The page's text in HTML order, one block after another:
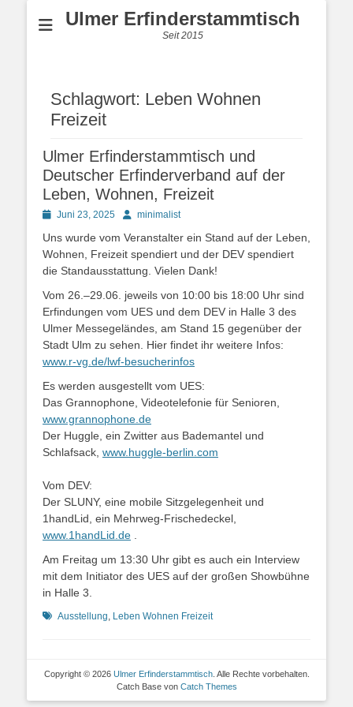
Ulmer Erfinderstammtisch
Seit 2015
Schlagwort: Leben Wohnen
Freizeit
Ulmer Erfinderstammtisch und
Deutscher Erfinderverband auf der
Leben, Wohnen, Freizeit
PostedJuni 23, 2025 Autorminimalist
Uns wurde vom Veranstalter ein Stand auf der Leben,
Wohnen, Freizeit spendiert und der DEV spendiert
die Standausstattung. Vielen Dank!
Vom 26.–29.06. jeweils von 10:00 bis 18:00 Uhr sind
Erfindungen vom UES und dem DEV in Halle 3 des
Ulmer Messegeländes, am Stand 15 gegenüber der
Stadt Ulm zu sehen. Hier findet ihr weitere Infos:
www.r-vg.de/lwf-besucherinfos
Es werden ausgestellt vom UES:
Das Grannophone, Videotelefonie für Senioren,
www.grannophone.de
Der Huggle, ein Zwitter aus Bademantel und
Schlafsack, www.huggle-berlin.com
Vom DEV:
Der SLUNY, eine mobile Sitzgelegenheit und
1handLid, ein Mehrweg-Frischedeckel,
www.1handLid.de
Am Freitag um 13:30 Uhr gibt es auch ein Interview
mit dem Initiator des UES auf der großen Showbühne
in Halle 3.
Schlagworte
Ausstellung, Leben Wohnen Freizeit
Copyright © 2026 Ulmer Erfinderstammtisch. Alle Rechte vorbehalten.
Catch Base von Catch Themes